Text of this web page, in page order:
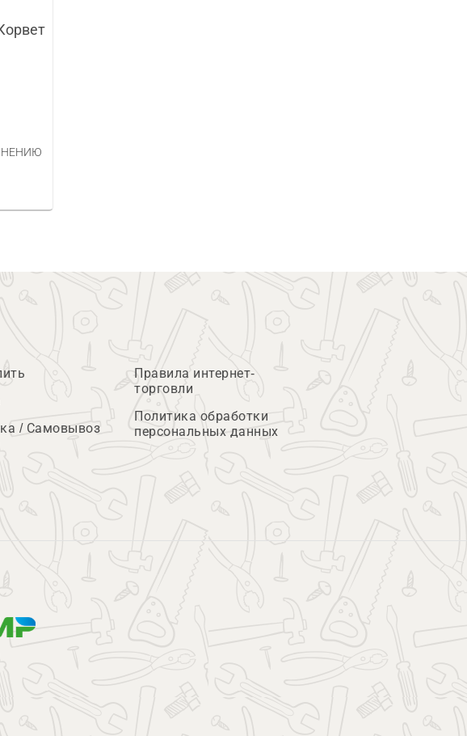
/ Самовывоз
Правила интернет-
торговли
Политика обработки
персональных данных